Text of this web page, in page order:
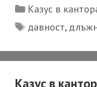
Categories
Казус в
Tags
давност,
Казус в